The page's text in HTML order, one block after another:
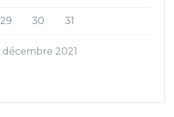
décembre 2021
29 30 31